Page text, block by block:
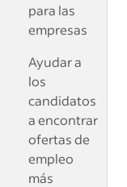
para las
empresas
Ayudar a
los
candidatos
a encontrar
ofertas de
empleo
más